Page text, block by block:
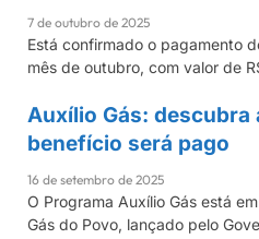
7 de outubro de 2025
Está confirmado o pagamento
mês de outubro, com valor de
AUXÍLIO GÁS
Auxílio Gás: descubra
benefício será pago
16 de setembro de 2025
O Programa Auxílio Gás está
Gás do Povo, lançado pelo